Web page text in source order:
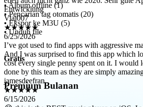
Viaj007
★★★★★
6/25/2026
I’ve got used to find apps with aggressive
And I was surprised to find this app which
cost every single penny spent on it. I would
done by this team as they are simply
jamesdeefran
★★★★★
6/15/2026
😭 this is the BEST music player on iOS, I
alone, pls give us higher and more bands 🥹
• Album offline (1)
• Pencarian tag otomatis (20)
• Ekspor ke M3U (5)
• Unduh file
Gratis
Premium Bulanan